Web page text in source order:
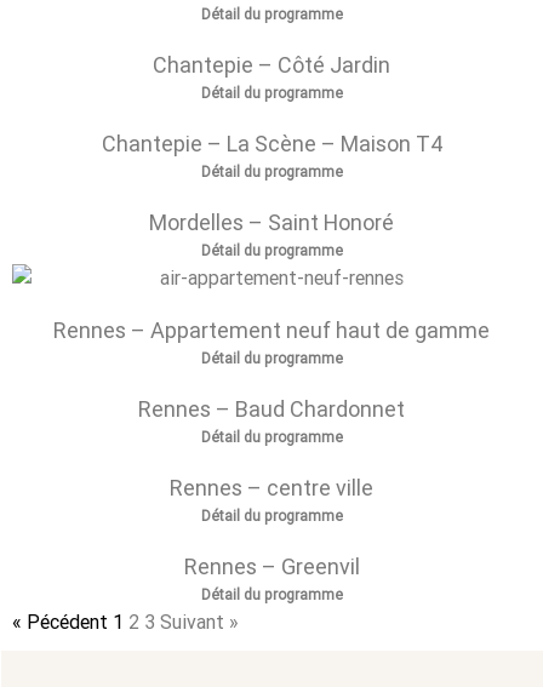
Détail du programme
Chantepie – Côté Jardin
Détail du programme
Chantepie – La Scène – Maison T4
Détail du programme
Mordelles – Saint Honoré
Détail du programme
Rennes – Appartement neuf haut de gamme
Détail du programme
Rennes – Baud Chardonnet
Détail du programme
Rennes – centre ville
Détail du programme
Rennes – Greenvil
Détail du programme
« Pécédent 1 2 3 Suivant »